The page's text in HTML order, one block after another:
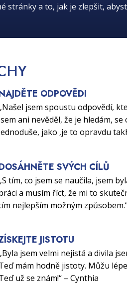
stránky a to, jak je zlepšit,
ODPOVĚDI
jsem spoustu odpovědí,
ani nevěděl, že je hledám,
jako ‚je to opravdu
SVÝCH CÍLŮ
tím, co jsem se naučila, jsem
a musím říct, že mi to
nejlepším možným
JISTOTU
jsem velmi nejistá a divila
mám hodně jistoty. Můžu
už se znám!“ – Cynthia